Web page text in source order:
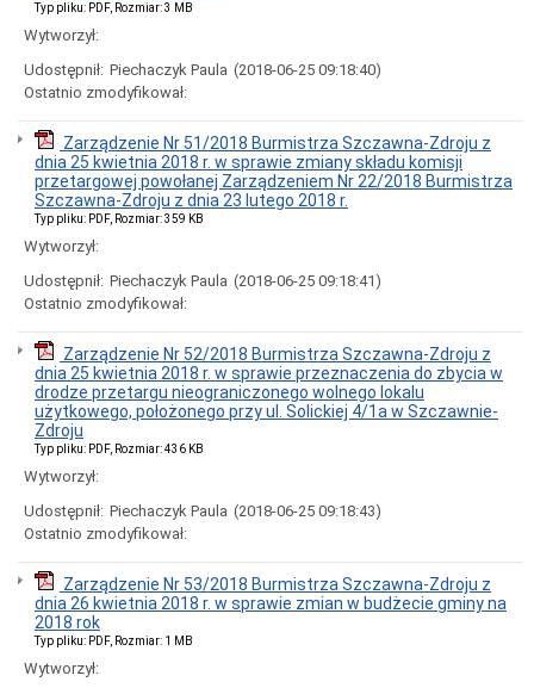
Typ pliku: PDF, Rozmiar: 3 MB
Wytworzył:
Udostępnił: Piechaczyk Paula (2018-06-25 09:18:40)
Ostatnio zmodyfikował:
Zarządzenie Nr 51/2018 Burmistrza Szczawna-Zdroju z
dnia 25 kwietnia 2018 r. w sprawie zmiany składu komisji
przetargowej powołanej Zarządzeniem Nr 22/2018 Burmistrza
Szczawna-Zdroju z dnia 23 lutego 2018 r.
Typ pliku: PDF, Rozmiar: 359 KB
Wytworzył:
Udostępnił: Piechaczyk Paula (2018-06-25 09:18:41)
Ostatnio zmodyfikował:
Zarządzenie Nr 52/2018 Burmistrza Szczawna-Zdroju z
dnia 25 kwietnia 2018 r. w sprawie przeznaczenia do zbycia w
drodze przetargu nieograniczonego wolnego lokalu
użytkowego, położonego przy ul. Solickiej 4/1a w Szczawnie-
Zdroju
Typ pliku: PDF, Rozmiar: 436 KB
Wytworzył:
Udostępnił: Piechaczyk Paula (2018-06-25 09:18:43)
Ostatnio zmodyfikował:
Zarządzenie Nr 53/2018 Burmistrza Szczawna-Zdroju z
dnia 26 kwietnia 2018 r. w sprawie zmian w budżecie gminy na
2018 rok
Typ pliku: PDF, Rozmiar: 1 MB
Wytworzył: